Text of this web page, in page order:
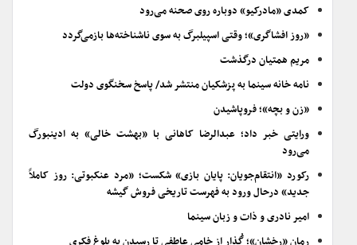
کمدی «مادرکیو» دوباره روی صحنه می‌رود
«روز افشاگری»؛ وقتی اسپیلبرگ به سوی ناشناخته‌ها بازمی‌گردد
مریم همتیان درگذشت
نامه خانه سینما به پزشکیان منتشر شد/ پاسخ سخنگوی دولت
«زن و بچه»؛ فروپاشیدن
ورایتی خبر داد؛ عبدالرضا کاهانی با «بهشت خالی» به ادینبورگ
می‌رود
رکورد «انتقام‌جویان: پایان بازی» شکست؛ «مرد عنکبوتی: روز کاملاً
جدید» درحال ورود به فهرست تاریخی فروش گیشه
امیر نادری و ذات و زبان سینما